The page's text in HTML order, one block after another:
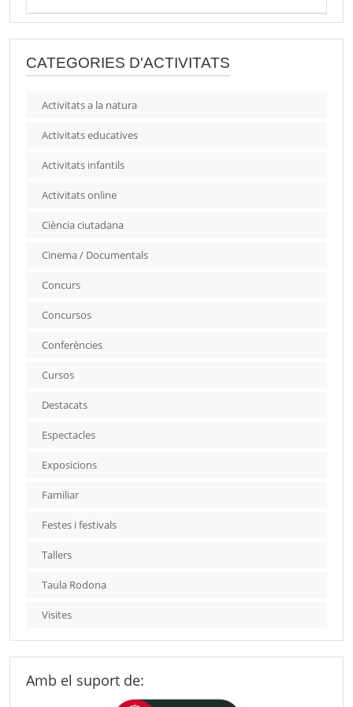
CATEGORIES D'ACTIVITATS
Activitats a la natura
Activitats educatives
Activitats infantils
Activitats online
Ciència ciutadana
Cinema / Documentals
Concurs
Concursos
Conferències
Cursos
Destacats
Espectacles
Exposicions
Familiar
Festes i festivals
Tallers
Taula Rodona
Visites
Amb el suport de: